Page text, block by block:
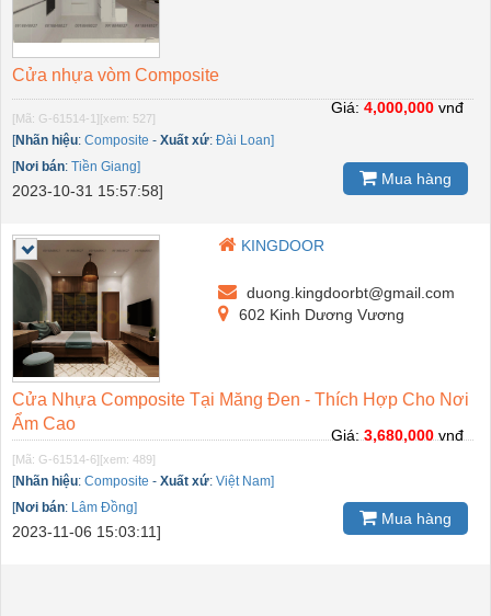
Cửa nhựa vòm Composite
[Mã: G-61514-1][xem: 527]
[Nhãn hiệu: Composite - Xuất xứ: Đài Loan]
[Nơi bán: Tiền Giang]
2023-10-31 15:57:58]
Giá: 4,000,000 vnđ
Mua hàng
KINGDOOR
duong.kingdoorbt@gmail.com
602 Kinh Dương Vương
Cửa Nhựa Composite Tại Măng Đen - Thích Hợp Cho Nơi
Ẩm Cao
[Mã: G-61514-6][xem: 489]
[Nhãn hiệu: Composite - Xuất xứ: Việt Nam]
[Nơi bán: Lâm Đồng]
2023-11-06 15:03:11]
Giá: 3,680,000 vnđ
Mua hàng